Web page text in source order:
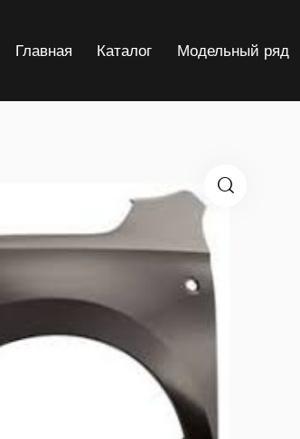
Главная Каталог Модельный ряд